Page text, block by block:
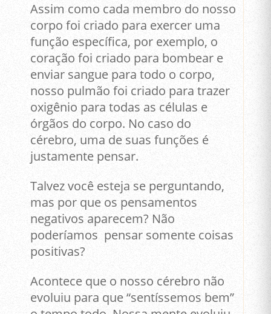
Assim como cada membro do nosso
corpo foi criado para exercer uma
função específica, por exemplo, o
coração foi criado para bombear e
enviar sangue para todo o corpo,
nosso pulmão foi criado para trazer
oxigênio para todas as células e
órgãos do corpo. No caso do
cérebro, uma de suas funções é
justamente pensar.
Talvez você esteja se perguntando,
mas por que os pensamentos
negativos aparecem? Não
poderíamos pensar somente coisas
positivas?
Acontece que o nosso cérebro não
evoluiu para que “sentíssemos bem”